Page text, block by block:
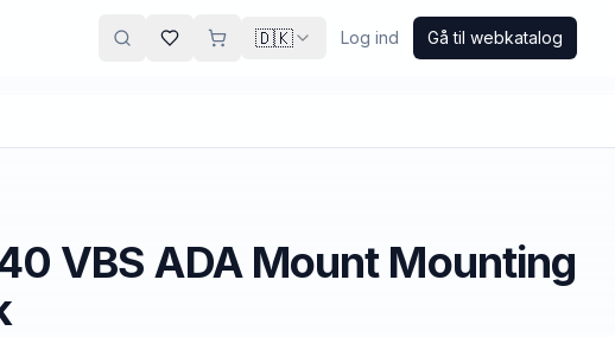
🇩🇰 Log ind Gå til webkatalog
VBS ADA Mount Mounting